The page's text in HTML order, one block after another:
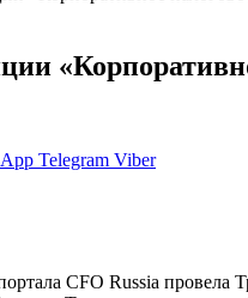
Telegram Viber
CFO Russia